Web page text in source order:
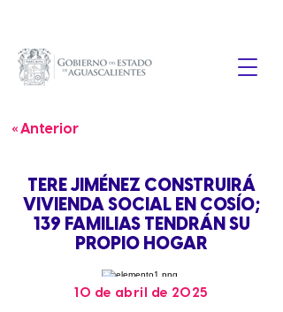
« Anterior
TERE JIMÉNEZ CONSTRUIRÁ
VIVIENDA SOCIAL EN COSÍO;
139 FAMILIAS TENDRÁN SU
PROPIO HOGAR
10 de abril de 2025